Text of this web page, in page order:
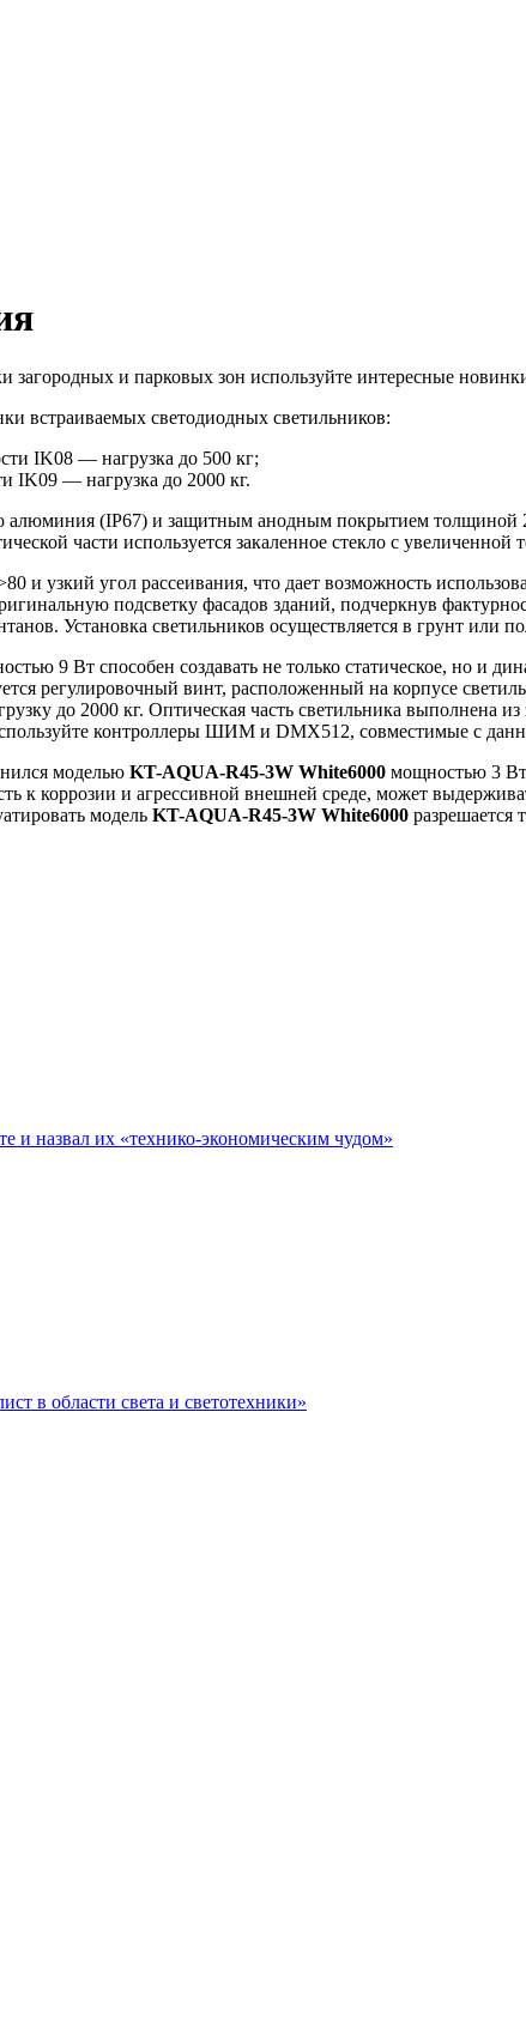
и парковых зон используйте интересные
встраиваемых светодиодных светильников:
IK08 — нагрузка до 500 кг;
IK09 — нагрузка до 2000 кг.
(IP67) и защитным анодным покрытием толщиной
части используется закаленное стекло с
и узкий угол рассеивания, что дает возможность
подсветку фасадов зданий, подчеркнув
Установка светильников осуществляется в грунт или
9 Вт способен создавать не только статическое, но и
регулировочный винт, расположенный на корпусе
до 2000 кг. Оптическая часть светильника выполнена
контроллеры ШИМ и DMX512, совместимые с
моделью KT-AQUA-R45-3W White6000 мощностью 3
к коррозии и агрессивной внешней среде, может
модель KT-AQUA-R45-3W White6000 разрешается
и назвал их «технико-экономическим чудом»
в области света и светотехники»